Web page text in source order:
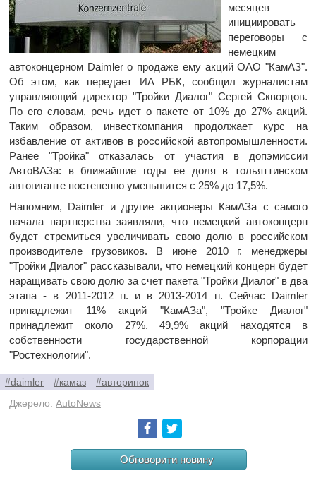
месяцев
инициировать
переговоры с
немецким
автоконцерном Daimler о продаже ему акций ОАО "КамАЗ".
Об этом, как передает ИА РБК, сообщил журналистам
управляющий директор "Тройки Диалог" Сергей Скворцов.
По его словам, речь идет о пакете от 10% до 27% акций.
Таким образом, инвесткомпания продолжает курс на
избавление от активов в российской автопромышленности.
Ранее "Тройка" отказалась от участия в допэмиссии
АвтоВАЗа: в ближайшие годы ее доля в тольяттинском
автогиганте постепенно уменьшится с 25% до 17,5%.
Напомним, Daimler и другие акционеры КамАЗа с самого
начала партнерства заявляли, что немецкий автоконцерн
будет стремиться увеличивать свою долю в российском
производителе грузовиков. В июне 2010 г. менеджеры
"Тройки Диалог" рассказывали, что немецкий концерн будет
наращивать свою долю за счет пакета "Тройки Диалог" в два
этапа - в 2011-2012 гг. и в 2013-2014 гг. Сейчас Daimler
принадлежит 11% акций "КамАЗа", "Тройке Диалог"
принадлежит около 27%. 49,9% акций находятся в
собственности государственной корпорации
"Ростехнологии".
#daimler #камаз
#авторинок
Джерело: AutoNews
Facebook
Обговорити новину